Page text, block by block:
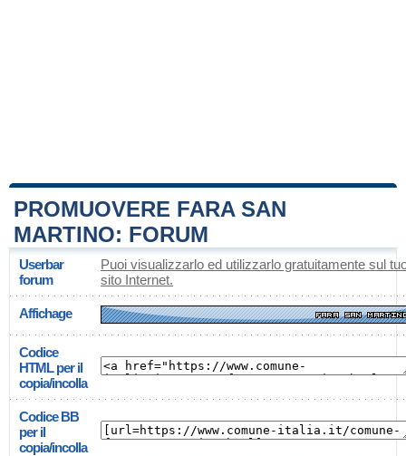
PROMUOVERE FARA SAN
MARTINO: FORUM
Userbar
forum
Puoi visualizzarlo ed utilizzarlo gratuitamente sul
sito Internet.
Affichage
Codice
HTML per il
copia/incolla
Codice BB
per il
copia/incolla